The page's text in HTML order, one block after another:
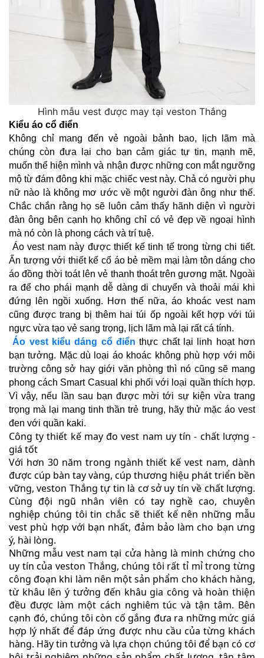
Hình mẫu vest được may tại veston Thắng
Kiểu áo cổ điển
Không chỉ mang đến vẻ ngoài bảnh bao, lịch lãm mà
chúng còn đưa lại cho bạn cảm giác tự tin, mạnh mẽ,
muốn thể hiện mình và nhận được những con mắt ngưỡng
mộ từ đám đông khi mặc chiếc vest này. Chả có người phụ
nữ nào là không mơ ước về một người đàn ông như thế.
Chắc chắn rằng họ sẽ luôn cảm thấy hãnh diện vì người
đàn ông bên cạnh họ không chỉ có vẻ đẹp về ngoại hình
mà nó còn là phong cách và trí tuệ.
Áo vest nam này được thiết kế tinh tế trong từng chi tiết.
Ấn tượng với thiết kế cổ áo bẻ mềm mại làm tôn dáng cho
áo đồng thời toát lên vẻ thanh thoát trên gương mặt. Ngoài
ra để cho phái mạnh dễ dàng di chuyển và thoải mái khi
đứng lên ngồi xuống. Hơn thế nữa, áo khoác vest nam
cũng được trang bị thêm hai túi ốp ngoài kết hợp với túi
ngực vừa tạo vẻ sang trọng, lịch lãm mà lại rất cá tính.
Áo vest kiểu dáng cổ điển thực chất lại linh hoạt hơn
bạn tưởng. Mặc dù loại áo khoác không phù hợp với môi
trường công sở hay giới văn phòng thì nó cũng sẽ mang
phong cách Smart Casual khi phối với loại quần thích hợp.
Vì vậy, nếu lần sau bạn được mời tới sự kiện vừa trang
trọng mà lại mang tinh thần trẻ trung, hãy thử mặc áo vest
đen với quần kaki.
Công ty thiết kế may đo vest nam uy tín - chất lượng -
giá tốt
Với hơn 30 năm trong ngành thiết kế vest nam, dành
được cúp bàn tay vàng, cúp thương hiệu phát triển bền
vững, veston Thắng tự tin là cơ sở uy tín về chất lượng.
Cùng đội ngũ nhân viên có tay nghề cao, chuyên
nghiệp chúng tôi tin chắc sẽ thiết kế nên những mẫu
vest phù hợp với bạn nhất, đảm bảo làm cho bạn ưng
ý, hài lòng.
Những mẫu vest nam tại cửa hàng là minh chứng cho
uy tín của veston Thắng, chúng tôi rất tỉ mỉ trong từng
công đoạn khi làm nên một sản phẩm cho khách hàng,
từ khâu lên ý tưởng đến khâu gia công và hoàn thiện
đều được làm một cách nghiêm túc và tận tâm. Bên
cạnh đó, chúng tôi còn cố gắng đưa ra những mức giá
hợp lý nhất để đáp ứng được nhu cầu của từng khách
hàng. Hãy tin tưởng và lựa chọn chúng tôi để bạn có cơ